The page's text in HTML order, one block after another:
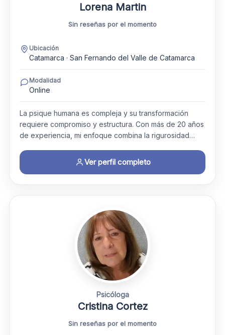
Lorena Martin
Sin reseñas por el momento
Ubicación
Catamarca · San Fernando del Valle de Catamarca
Modalidad
Online
La psique humana es compleja y su transformación
requiere compromiso y estructura. Con más de 20 años
de experiencia, mi enfoque combina la rigurosidad…
Ver perfil completo
Psicóloga
Cristina Cortez
Sin reseñas por el momento